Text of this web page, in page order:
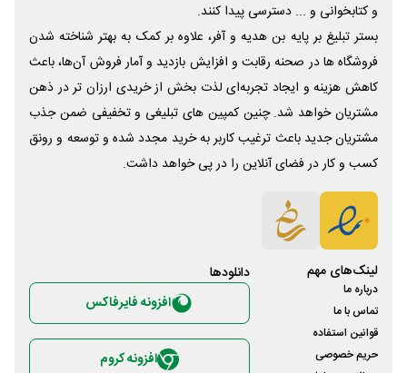
و کتابخوانی و ... دسترسی پیدا کنند.
بستر تبلیغ بر پایه بن هدیه و آفر، علاوه بر کمک به بهتر شناخته شدن
فروشگاه ها در صحنه رقابت و افزایش بازدید و آمار فروش آن‌ها، باعث
کاهش هزینه و ایجاد تجربه‌ای لذت بخش از خریدی ارزان تر در ذهن
مشتریان خواهد شد. چنین کمپین های تبلیغی و تخفیفی ضمن جذب
مشتریان جدید باعث ترغیب کاربر به خرید مجدد شده و توسعه و رونق
کسب و کار در فضای آنلاین را در پی خواهد داشت.
لینک‌های مهم
درباره ما
تماس با ما
قوانین استفاده
حریم خصوصی
دانلود‌ها
افزونه فایرفاکس
افزونه کروم